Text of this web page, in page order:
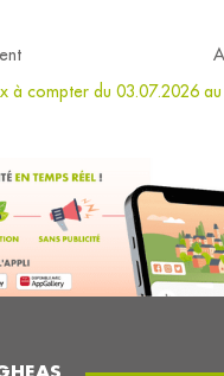
à compter du 03.07.2026 au